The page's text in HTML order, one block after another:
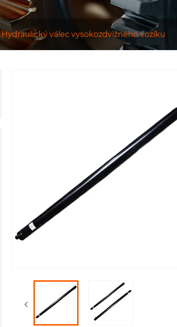
Hydraulický válec vysokozdvižného vozíku